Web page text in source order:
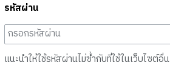
รหัสผ่าน
แนะนำให้ใช้รหัสผ่านไม่ซ้ำกับที่ใช้ในเว็บไซต์อื่น